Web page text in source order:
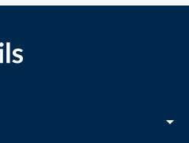
arrow_drop_down